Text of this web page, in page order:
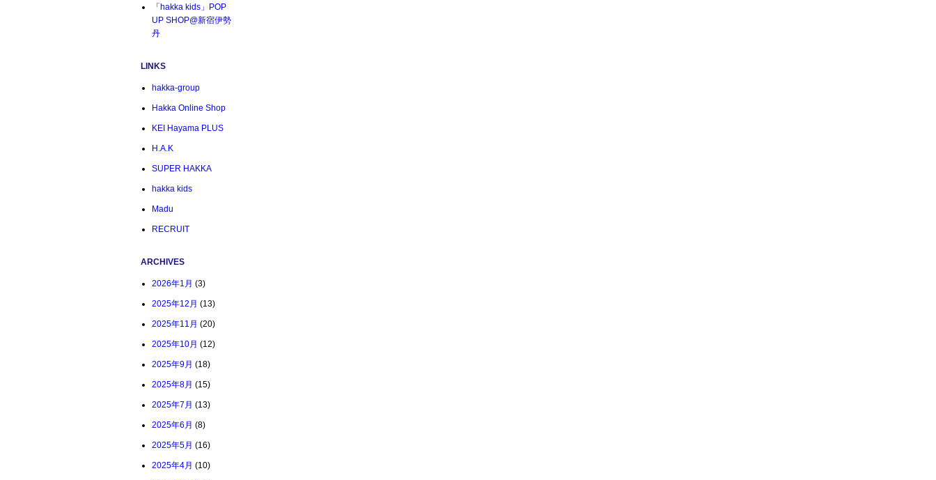
「hakka kids」POP
UP SHOP@新宿伊勢
丹
LINKS
hakka-group
Hakka Online Shop
KEI Hayama PLUS
H.A.K
SUPER HAKKA
hakka kids
Madu
RECRUIT
ARCHIVES
2026年1月 (3)
2025年12月 (13)
2025年11月 (20)
2025年10月 (12)
2025年9月 (18)
2025年8月 (15)
2025年7月 (13)
2025年6月 (8)
2025年5月 (16)
2025年4月 (10)